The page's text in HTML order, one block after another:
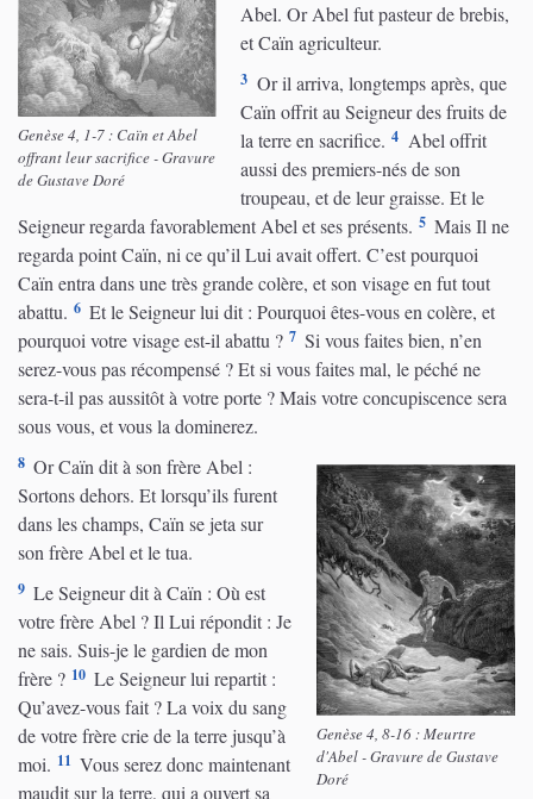
Genèse 4, 1-7 : Caïn et Abel
offrant leur sacrifice - Gravure
de Gustave Doré
Abel. Or Abel fut pasteur de brebis,
et Caïn agriculteur.
3 Or il arriva, longtemps après, que
Caïn offrit au Seigneur des fruits de
la terre en sacrifice. 4 Abel offrit
aussi des premiers-nés de son
troupeau, et de leur graisse. Et le
Seigneur regarda favorablement Abel et ses présents. 5 Mais Il ne
regarda point Caïn, ni ce qu’il Lui avait offert. C’est pourquoi
Caïn entra dans une très grande colère, et son visage en fut tout
abattu. 6 Et le Seigneur lui dit : Pourquoi êtes-vous en colère, et
pourquoi votre visage est-il abattu ? 7 Si vous faites bien, n’en
serez-vous pas récompensé ? Et si vous faites mal, le péché ne
sera-t-il pas aussitôt à votre porte ? Mais votre concupiscence sera
sous vous, et vous la dominerez.
Genèse 4, 8-16 : Meurtre
d'Abel - Gravure de Gustave
Doré
8 Or Caïn dit à son frère Abel :
Sortons dehors. Et lorsqu’ils furent
dans les champs, Caïn se jeta sur
son frère Abel et le tua.
9 Le Seigneur dit à Caïn : Où est
votre frère Abel ? Il Lui répondit : Je
ne sais. Suis-je le gardien de mon
frère ? 10 Le Seigneur lui repartit :
Qu’avez-vous fait ? La voix du sang
de votre frère crie de la terre jusqu’à
moi. 11 Vous serez donc maintenant
maudit sur la terre, qui a ouvert sa